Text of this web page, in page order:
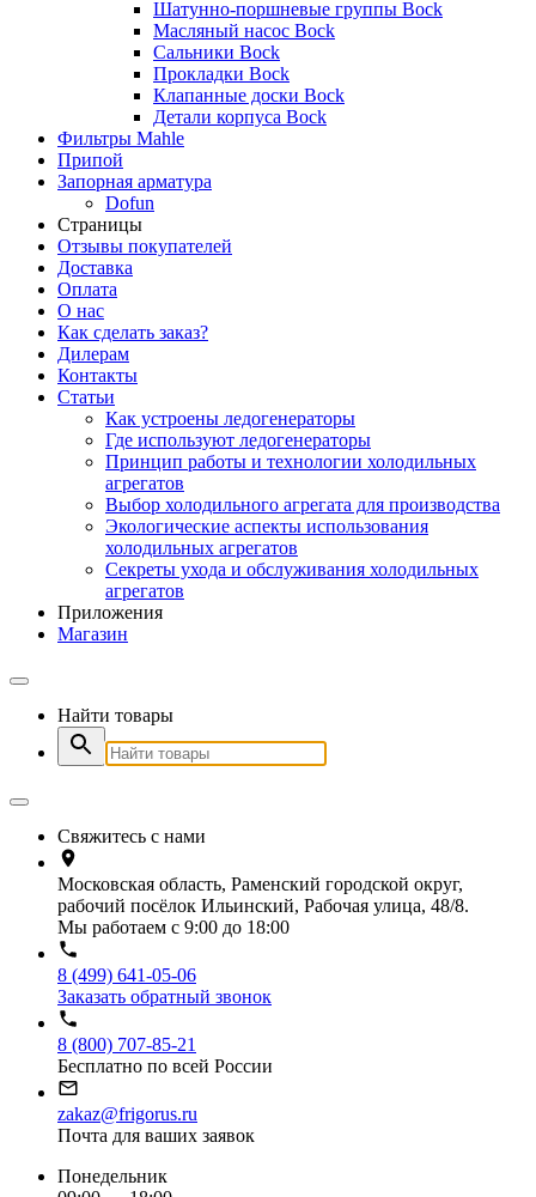
Шатунно-поршневые группы Bock
Масляный насос Bock
Сальники Bock
Прокладки Bock
Клапанные доски Bock
Детали корпуса Bock
Фильтры Mahle
Припой
Запорная арматура
Dofun
Страницы
Отзывы покупателей
Доставка
Оплата
О нас
Как сделать заказ?
Дилерам
Контакты
Статьи
Как устроены ледогенераторы
Где используют ледогенераторы
Принцип работы и технологии холодильных
агрегатов
Выбор холодильного агрегата для производства
Экологические аспекты использования
холодильных агрегатов
Секреты ухода и обслуживания холодильных
агрегатов
Приложения
Магазин
Найти товары
Свяжитесь с нами
Московская область, Раменский городской округ,
рабочий посёлок Ильинский, Рабочая улица, 48/8.
Мы работаем с 9:00 до 18:00
8 (499) 641-05-06
Заказать обратный звонок
8 (800) 707-85-21
Бесплатно по всей России
zakaz@frigorus.ru
Почта для ваших заявок
Понедельник